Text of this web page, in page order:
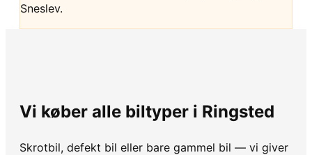
Sneslev.
Vi køber alle biltyper i Ringsted
Skrotbil, defekt bil eller bare gammel bil — vi giver